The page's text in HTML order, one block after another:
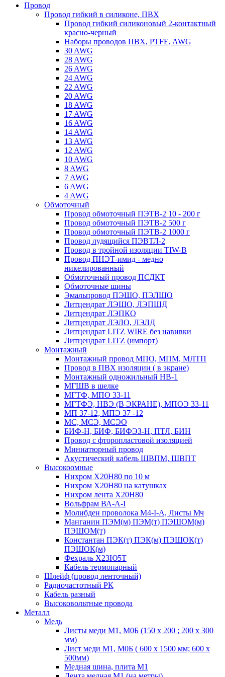
Провод
Провод гибкий в силиконе, ПВХ
Провод гибкий силиконовый 2-контактный
красно-черный
Наборы проводов ПВХ, PTFE, AWG
30 AWG
28 AWG
26 AWG
24 AWG
22 AWG
20 AWG
18 AWG
17 AWG
16 AWG
14 AWG
13 AWG
12 AWG
10 AWG
8 AWG
7 AWG
6 AWG
4 AWG
Обмоточный
Провод обмоточный ПЭТВ-2 10 - 200 г
Провод обмоточный ПЭТВ-2 500 г
Провод обмоточный ПЭТВ-2 1000 г
Провод лудящийся ПЭВТЛ-2
Провод в тройной изоляции TIW-B
Провод ПНЭТ-имид - медно
никелированный
Обмоточный провод ПСДКТ
Обмоточные шины
Эмальпровод ПЭШО, ПЭЛШО
Литцендрат ЛЭШО, ЛЭПШД
Литцендрат ЛЭПКО
Литцендрат ЛЭЛО, ЛЭЛД
Литцендрат LITZ WIRE без навивки
Литцендрат LITZ (импорт)
Монтажный
Монтажный провод МПО, МПМ, МЛТП
Провод в ПВХ изоляции ( в экране)
Монтажный одножильный HB-1
МГШВ в шелке
МГТФ, МПО 33-11
МГТФЭ, НВЭ (В ЭКРАНЕ), МПОЭ 33-11
МП 37-12, МПЭ 37 -12
МС, МСЭ, МСЭО
БИФ-Н, БИФ, БИФЭЗ-Н, ПТЛ, БИН
Провод с фторопластовой изоляцией
Миниатюрный провод
Акустический кабель ШВПМ, ШВПТ
Высокоомные
Нихром Х20Н80 по 10 м
Нихром Х20Н80 на катушках
Нихром лента Х20Н80
Вольфрам ВА-А-I
Молибден проволока М4-I-А, Листы Мч
Манганин ПЭМ(м) ПЭМ(т) ПЭШОМ(м)
ПЭШОМ(т)
Константан ПЭК(т) ПЭК(м) ПЭШОК(т)
ПЭШОК(м)
Фехраль Х23Ю5Т
Кабель термопарный
Шлейф (провод ленточный)
Радиочастотный РК
Кабель разный
Высоковольтные провода
Металл
Медь
Листы меди М1, М0Б (150 х 200 ; 200 х 300
мм)
Лист меди М1, М0Б ( 600 х 1500 мм; 600 х
500мм)
Медная шина, плита М1